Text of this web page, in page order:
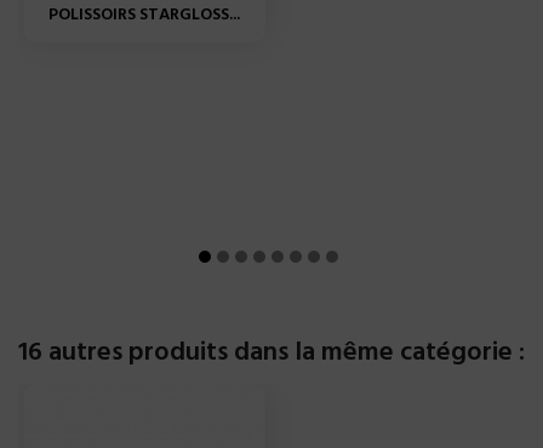
POLISSOIRS STARGLOSS...
16 autres produits dans la même catégorie :